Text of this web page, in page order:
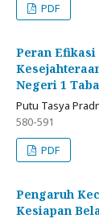
PDF
Peran
Negeri 1
Putu Tasya
580-591
PDF
Pengaruh
Kesiapan